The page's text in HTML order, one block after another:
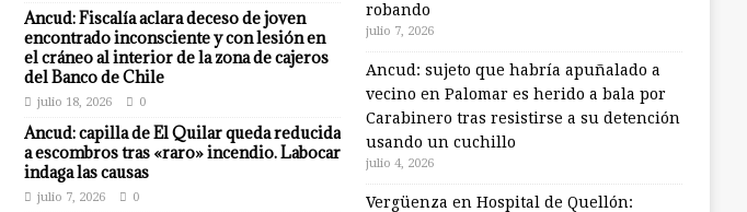
Ancud: Fiscalía aclara deceso de joven
encontrado inconsciente y con lesión en
el cráneo al interior de la zona de cajeros
del Banco de Chile
julio 18, 2026 0
Ancud: capilla de El Quilar queda reducida
a escombros tras «raro» incendio. Labocar
indaga las causas
julio 7, 2026 0
robando
julio 7, 2026
Ancud: sujeto que habría apuñalado a
vecino en Palomar es herido a bala por
Carabinero tras resistirse a su detención
usando un cuchillo
julio 4, 2026
Vergüenza en Hospital de Quellón: